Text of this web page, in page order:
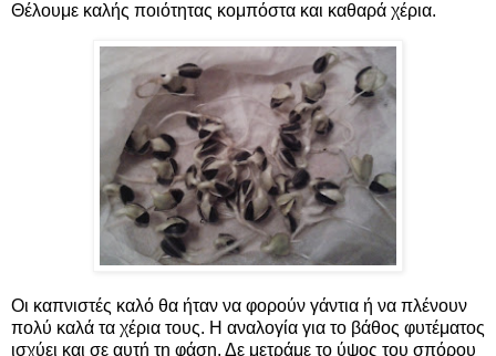
Θέλουμε καλής ποιότητας κομπόστα και καθαρά χέρια.
Οι καπνιστές καλό θα ήταν να φορούν γάντια ή να πλένουν
πολύ καλά τα χέρια τους. Η αναλογία για το βάθος φυτέματος
ισχύει και σε αυτή τη φάση. Δε μετράμε το ύψος του σπόρου